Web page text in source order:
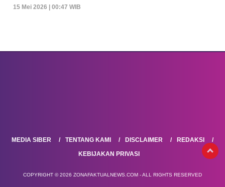
15 Mei 2026 | 00:47 WIB
MEDIA SIBER TENTANG KAMI DISCLAIMER
REDAKSI
KEBIJAKAN PRIVASI
COPYRIGHT © 2026 ZONAFAKTUALNEWS.COM - ALL RIGHTS RESERVED